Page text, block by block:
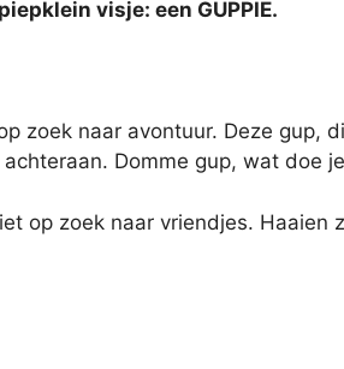
visje: een GUPPIE.
zoek naar avontuur. Deze gup,
Domme gup, wat doe
op zoek naar vriendjes. Haaien